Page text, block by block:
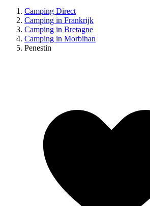
Camping Direct
Camping in Frankrijk
Camping in Bretagne
Camping in Morbihan
Penestin